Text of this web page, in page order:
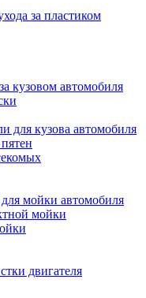
за пластиком
кузовом автомобиля
для кузова автомобиля
мойки автомобиля
мойки
двигателя